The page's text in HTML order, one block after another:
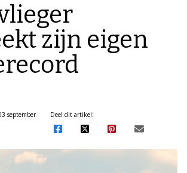
zijn eigen
september
Deel dit artikel: